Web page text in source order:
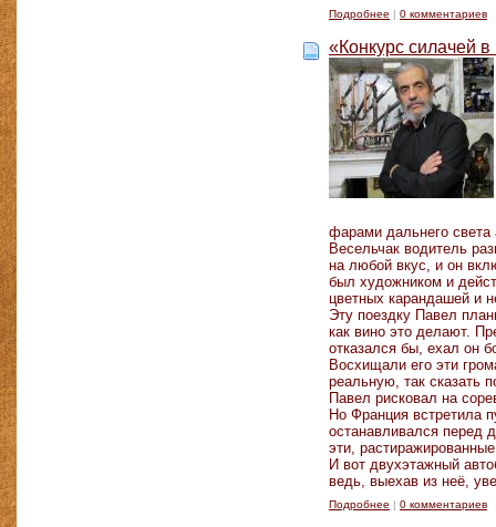
Подробнее | 0 комментариев
«Конкурс силачей
фарами дальнего света
Весельчак водитель
на любой вкус, и он
был художником и
цветных карандашей и
Эту поездку Павел
как вино это делают.
отказался бы, ехал он
Восхищали его эти
реальную, так сказать
Павел рисковал на
Но Франция встретила
останавливался перед
эти,
И вот двухэтажный
ведь, выехав из неё,
Подробнее | 0 комментариев